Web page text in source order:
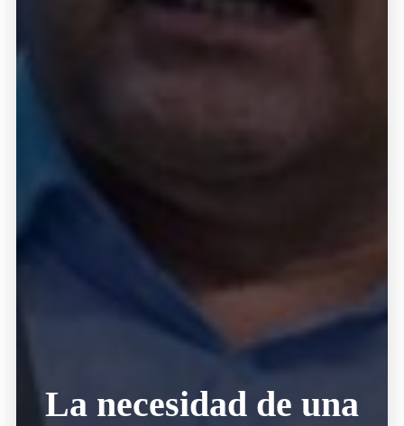
La necesidad de una